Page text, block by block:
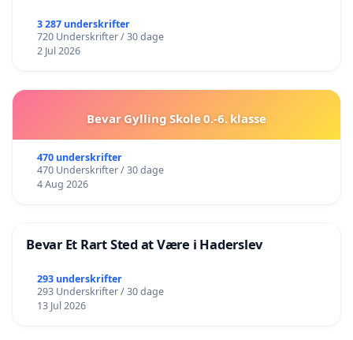
3 287 underskrifter
720 Underskrifter / 30 dage
2 Jul 2026
Bevar Gylling Skole 0.-6. klasse
470 underskrifter
470 Underskrifter / 30 dage
4 Aug 2026
Bevar Et Rart Sted at Være i Haderslev
293 underskrifter
293 Underskrifter / 30 dage
13 Jul 2026